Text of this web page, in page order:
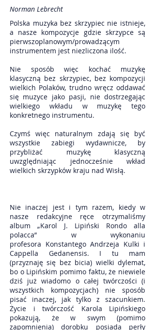
Norman Lebrecht
Polska muzyka bez skrzypiec nie istnieje,
a nasze kompozycje gdzie skrzypce są
pierwszoplanowym/prowadzącym
instrumentem jest niezliczona ilość.
Nie sposób więc kochać muzykę
klasyczną bez skrzypiec, bez kompozycji
wielkich Polaków, trudno wręcz oddawać
się muzyce jako pasji, nie dostrzegając
wielkiego wkładu w muzykę tego
konkretnego instrumentu.
Czymś więc naturalnym zdają się być
wszystkie zabiegi wydawnicze, by
przybliżać muzykę klasyczną
uwzględniając jednocześnie wkład
wielkich skrzypków kraju nad Wisłą.
Nie inaczej jest i tym razem, kiedy w
nasze redakcyjne ręce otrzymaliśmy
album „Karol J. Lipiński Rondo alla
polacca” w wykonaniu
profesora Konstantego Andrzeja Kulki i
Cappella Gedanensis. I tu mam
(przyznaję się bez bicia) wielki dylemat,
bo o Lipińskim pomimo faktu, że niewiele
dziś już wiadomo o całej twórczości (i
wszystkich kompozycjach) nie sposób
pisać inaczej, jak tylko z szacunkiem.
Życie i twórczość Karola Lipińskiego
pokazują, że w swym (pomimo
zapomnienia) dorobku posiada perły